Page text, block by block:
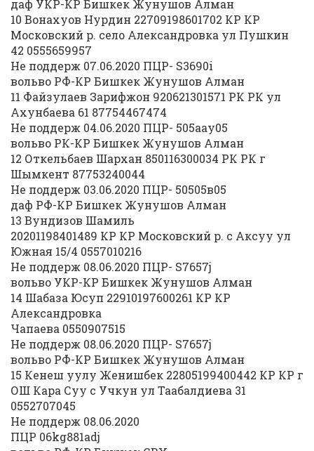
даф УКР-КР Бишкек Жунушов Алман
10 Вонахуов Нурдин 22709198601702 КР КР
Московский р. село Александровка ул Пушкин
42 0555659957
Не поддерж 07.06.2020 ПЦР- S3690i
вольво РФ-КР Бишкек Жунушов Алман
11 Файзулаев Зарифжон 920621301571 РК РК ул
Ахунбаева 61 87754467474
Не поддерж 04.06.2020 ПЦР- 505aay05
вольво РК-КР Бишкек Жунушов Алман
12 Откельбаев Шархан 850116300034 РК РК г
Шымкент 87753240044
Не поддерж 03.06.2020 ПЦР- 50505в05
даф РФ-КР Бишкек Жунушов Алман
13 Вундизов Шамиль
20201198401489 КР КР Московский р. с Аксуу ул
Южная 15/4 0557010216
Не поддерж 08.06.2020 ПЦР- S7657j
вольво УКР-КР Бишкек Жунушов Алман
14 Шабаза Юсуп 22910197600261 КР КР
Александровка
Чапаева 0550907515
Не поддерж 08.06.2020 ПЦР- S7657j
вольво РФ-КР Бишкек Жунушов Алман
15 Кенеш уулу Женишбек 22805199400442 КР КР г
ОШ Кара Суу с Учкун ул Таабалдиева 31
0552707045
Не поддерж 08.06.2020
ПЦР 06kg881adj